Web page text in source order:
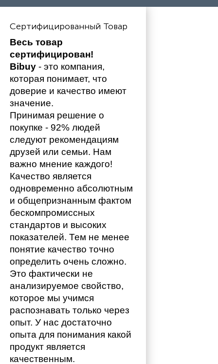
Сертифицированный Товар
Весь товар
сертифицирован!
Bibuy - это компания,
которая понимает, что
доверие и качество имеют
значение.
Принимая решение о
покупке - 92% людей
следуют рекомендациям
друзей или семьи. Нам
важно мнение каждого!
Качество является
одновременно абсолютным
и общепризнанным фактом
бескомпромиссных
стандартов и высоких
показателей. Тем не менее
понятие качество точно
определить очень сложно.
Это фактически не
анализируемое свойство,
которое мы учимся
распознавать только через
опыт. У нас достаточно
опыта для понимания какой
продукт является
качественным.